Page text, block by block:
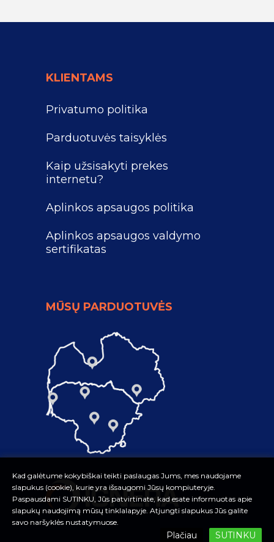
KLIENTAMS
Privatumo politika
Parduotuvės taisyklės
Kaip užsisakyti prekes
internetu?
Aplinkos apsaugos politika
Aplinkos apsaugos valdymo
sertifikatas
MŪSŲ PARDUOTUVĖS
Kad galėtume kokybiškai teikti paslaugas Jums, mes naudojame
slapukus (cookie), kurie yra išsaugomi Jūsų kompiuteryje.
Paspausdami SUTINKU, Jūs patvirtinate, kad esate informuotas apie
slapukų naudojimą mūsų tinklalapyje. Atjungti slapukus Jūs galite
savo naršyklės nustatymuose.
SUTINKU
Plačiau
Kad galėtume kokybiškai teikti paslaugas Jums, mes naudojame
slapukus (cookie), kurie yra išsaugomi Jūsų kompiuteryje.
Paspausdami SUTINKU, Jūs patvirtinate, kad esate informuotas apie
slapukų naudojimą mūsų tinklalapyje. Atjungti slapukus Jūs galite
savo naršyklės nustatymuose.
SUTINKU
Plačiau